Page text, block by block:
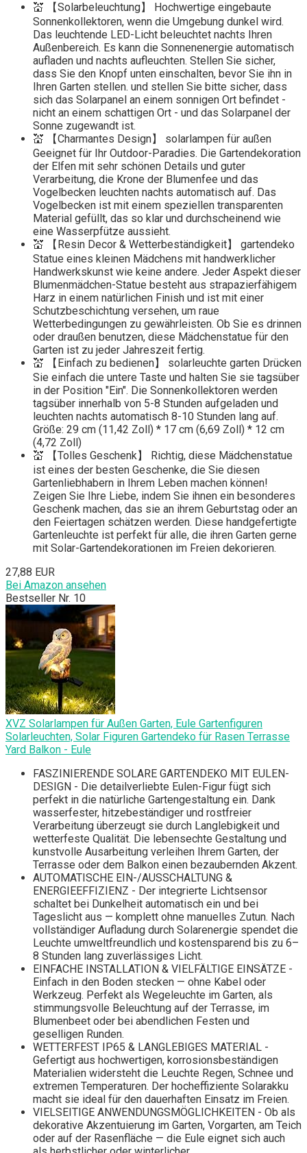
💒 【Solarbeleuchtung】 Hochwertige eingebaute
Sonnenkollektoren, wenn die Umgebung dunkel wird.
Das leuchtende LED-Licht beleuchtet nachts Ihren
Außenbereich. Es kann die Sonnenenergie automatisch
aufladen und nachts aufleuchten. Stellen Sie sicher,
dass Sie den Knopf unten einschalten, bevor Sie ihn in
Ihren Garten stellen. und stellen Sie bitte sicher, dass
sich das Solarpanel an einem sonnigen Ort befindet -
nicht an einem schattigen Ort - und das Solarpanel der
Sonne zugewandt ist.
💒 【Charmantes Design】 solarlampen für außen
Geeignet für Ihr Outdoor-Paradies. Die Gartendekoration
der Elfen mit sehr schönen Details und guter
Verarbeitung, die Krone der Blumenfee und das
Vogelbecken leuchten nachts automatisch auf. Das
Vogelbecken ist mit einem speziellen transparenten
Material gefüllt, das so klar und durchscheinend wie
eine Wasserpfütze aussieht.
💒 【Resin Decor & Wetterbeständigkeit】 gartendeko
Statue eines kleinen Mädchens mit handwerklicher
Handwerkskunst wie keine andere. Jeder Aspekt dieser
Blumenmädchen-Statue besteht aus strapazierfähigem
Harz in einem natürlichen Finish und ist mit einer
Schutzbeschichtung versehen, um raue
Wetterbedingungen zu gewährleisten. Ob Sie es drinnen
oder draußen benutzen, diese Mädchenstatue für den
Garten ist zu jeder Jahreszeit fertig.
💒 【Einfach zu bedienen】 solarleuchte garten Drücken
Sie einfach die untere Taste und halten Sie sie tagsüber
in der Position "Ein". Die Sonnenkollektoren werden
tagsüber innerhalb von 5-8 Stunden aufgeladen und
leuchten nachts automatisch 8-10 Stunden lang auf.
Größe: 29 cm (11,42 Zoll) * 17 cm (6,69 Zoll) * 12 cm
(4,72 Zoll)
💒 【Tolles Geschenk】 Richtig, diese Mädchenstatue
ist eines der besten Geschenke, die Sie diesen
Gartenliebhabern in Ihrem Leben machen können!
Zeigen Sie Ihre Liebe, indem Sie ihnen ein besonderes
Geschenk machen, das sie an ihrem Geburtstag oder an
den Feiertagen schätzen werden. Diese handgefertigte
Gartenleuchte ist perfekt für alle, die ihren Garten gerne
mit Solar-Gartendekorationen im Freien dekorieren.
27,88 EUR
Bei Amazon ansehen
Bestseller Nr. 10
XVZ Solarlampen für Außen Garten, Eule Gartenfiguren
Solarleuchten, Solar Figuren Gartendeko für Rasen Terrasse
Yard Balkon - Eule
FASZINIERENDE SOLARE GARTENDEKO MIT EULEN-
DESIGN - Die detailverliebte Eulen-Figur fügt sich
perfekt in die natürliche Gartengestaltung ein. Dank
wasserfester, hitzebeständiger und rostfreier
Verarbeitung überzeugt sie durch Langlebigkeit und
wetterfeste Qualität. Die lebensechte Gestaltung und
kunstvolle Ausarbeitung verleihen Ihrem Garten, der
Terrasse oder dem Balkon einen bezaubernden Akzent.
AUTOMATISCHE EIN-/AUSSCHALTUNG &
ENERGIEEFFIZIENZ - Der integrierte Lichtsensor
schaltet bei Dunkelheit automatisch ein und bei
Tageslicht aus — komplett ohne manuelles Zutun. Nach
vollständiger Aufladung durch Solarenergie spendet die
Leuchte umweltfreundlich und kostensparend bis zu 6–
8 Stunden lang zuverlässiges Licht.
EINFACHE INSTALLATION & VIELFÄLTIGE EINSÄTZE -
Einfach in den Boden stecken — ohne Kabel oder
Werkzeug. Perfekt als Wegeleuchte im Garten, als
stimmungsvolle Beleuchtung auf der Terrasse, im
Blumenbeet oder bei abendlichen Festen und
geselligen Runden.
WETTERFEST IP65 & LANGLEBIGES MATERIAL -
Gefertigt aus hochwertigen, korrosionsbeständigen
Materialien widersteht die Leuchte Regen, Schnee und
extremen Temperaturen. Der hocheffiziente Solarakku
macht sie ideal für den dauerhaften Einsatz im Freien.
VIELSEITIGE ANWENDUNGSMÖGLICHKEITEN - Ob als
dekorative Akzentuierung im Garten, Vorgarten, am Teich
oder auf der Rasenfläche — die Eule eignet sich auch